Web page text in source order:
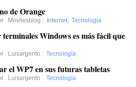
de Orange
Movilesblog : Internet, Tecnología
Windows es más fácil que
Luisargento : Tecnología
el WP7 en sus futuras tabletas
Luisargento : Tecnología